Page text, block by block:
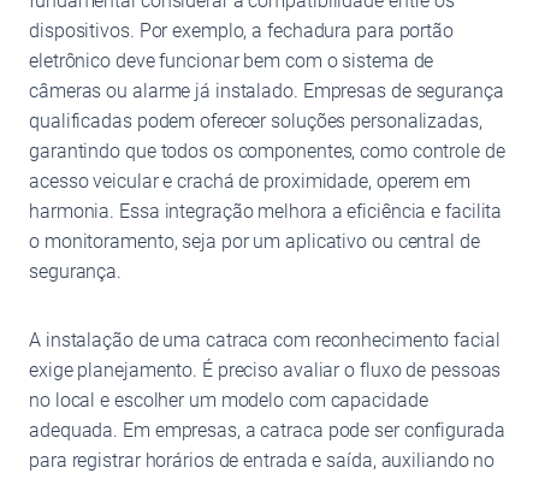
dispositivos. Por exemplo, a fechadura para portão
eletrônico deve funcionar bem com o sistema de
câmeras ou alarme já instalado. Empresas de segurança
qualificadas podem oferecer soluções personalizadas,
garantindo que todos os componentes, como controle de
acesso veicular e crachá de proximidade, operem em
harmonia. Essa integração melhora a eficiência e facilita
o monitoramento, seja por um aplicativo ou central de
segurança.
A instalação de uma catraca com reconhecimento facial
exige planejamento. É preciso avaliar o fluxo de pessoas
no local e escolher um modelo com capacidade
adequada. Em empresas, a catraca pode ser configurada
para registrar horários de entrada e saída, auxiliando no